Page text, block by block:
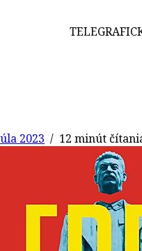
TELEGRAFICKY /
2023 / 12 minút